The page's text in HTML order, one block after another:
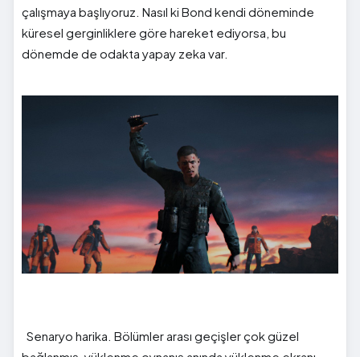
çalışmaya başlıyoruz. Nasıl ki Bond kendi döneminde
küresel gerginliklere göre hareket ediyorsa, bu
dönemde de odakta yapay zeka var.
Senaryo harika. Bölümler arası geçişler çok güzel